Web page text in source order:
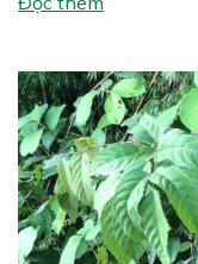
dược đặt trong nhà […]